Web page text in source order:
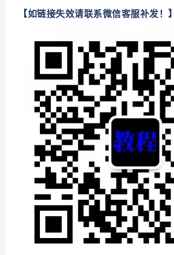
【如链接失效请联系微信客服补发！】